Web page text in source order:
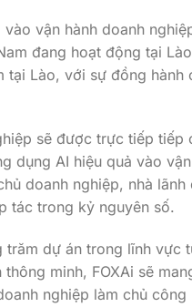
vận hành doanh
đang hoạt động tại
tại Lào, với sự đồng hành
sẽ được trực tiếp tiếp
dụng AI hiệu quả vào
doanh nghiệp, nhà
tác trong kỷ nguyên số.
trăm dự án trong lĩnh vực
minh, FOXAi sẽ
nghiệp làm chủ